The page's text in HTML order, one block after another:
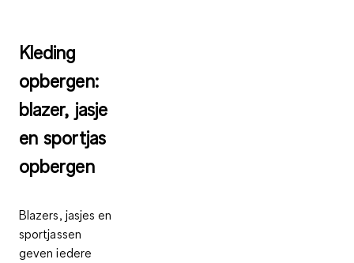
Kleding
opbergen:
blazer, jasje
en sportjas
opbergen
Blazers, jasjes en
sportjassen
geven iedere